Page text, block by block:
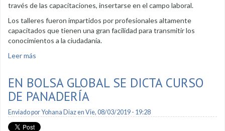
través de las capacitaciones, insertarse en el campo laboral.
Los talleres fueron impartidos por profesionales altamente
capacitados que tienen una gran facilidad para transmitir los
conocimientos a la ciudadanía.
Leer más
EN BOLSA GLOBAL SE DICTA CURSO
DE PANADERÍA
Enviado porYohana Diazen Vie, 08/03/2019 - 19:28